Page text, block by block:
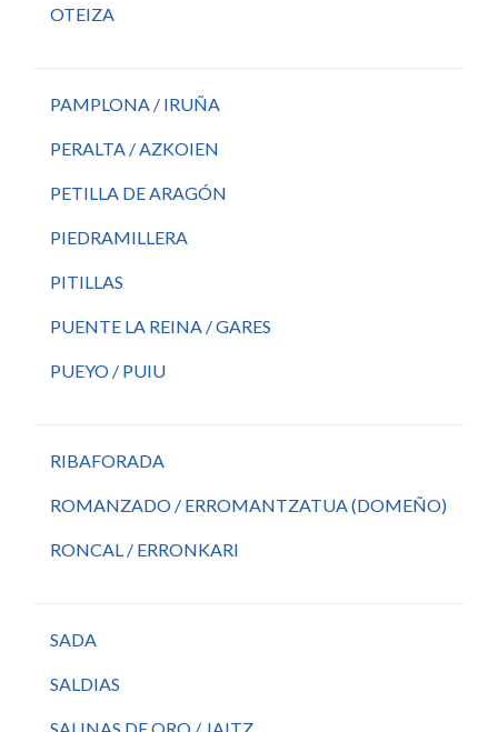
OTEIZA
PAMPLONA / IRUÑA
PERALTA / AZKOIEN
PETILLA DE ARAGÓN
PIEDRAMILLERA
PITILLAS
PUENTE LA REINA / GARES
PUEYO / PUIU
RIBAFORADA
ROMANZADO / ERROMANTZATUA (DOMEÑO)
RONCAL / ERRONKARI
SADA
SALDIAS